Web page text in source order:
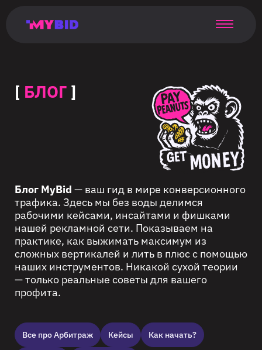
таргетинг
страница
targeting
monetization
[ БЛОГ ]
Блог MyBid — ваш гид в мире конверсионного
трафика. Здесь мы без воды делимся
рабочими кейсами, инсайтами и фишками
нашей рекламной сети. Показываем на
практике, как выжимать максимум из
сложных вертикалей и лить в плюс с помощью
наших инструментов. Никакой сухой теории
— только реальные советы для вашего
профита.
Все про Арбитраж Кейсы Как начать?